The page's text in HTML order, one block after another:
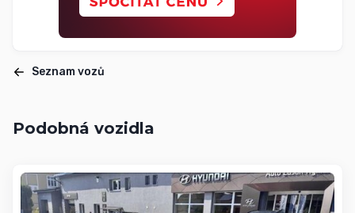
Seznam vozů
Podobná vozidla